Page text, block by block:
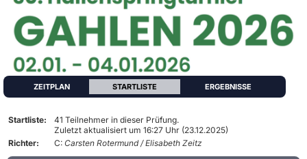
ZEITPLAN STARTLISTE ERGEBNISSE
Startliste:
41 Teilnehmer in dieser Prüfung.
Zuletzt aktualisiert um 16:27 Uhr (23.12.2025)
Richter:
C: Carsten Rotermund / Elisabeth Zeitz